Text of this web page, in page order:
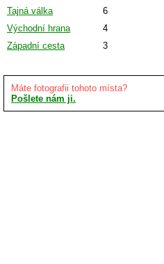
Tajná válka
6
Východní hrana
4
Západní cesta
3
Máte fotografii tohoto místa?
Pošlete nám ji.